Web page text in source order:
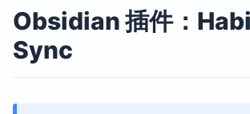
Obsidian 插件：
Sync